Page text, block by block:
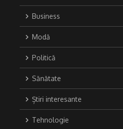
Business
Modă
Politică
Sănătate
Știri interesante
Tehnologie